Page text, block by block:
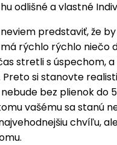
odlišné a vlastné
predstaviť, že
rýchlo rýchlo niečo
stretli s úspechom,
Preto si stanovte
bez plienok do
vašému sa stanú
chvíľu,